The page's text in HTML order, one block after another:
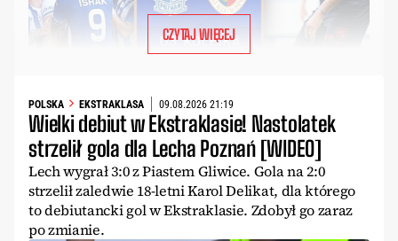
CZYTAJ WIĘCEJ
POLSKA EKSTRAKLASA 09.08.2026 21:19
Wielki debiut w Ekstraklasie! Nastolatek
strzelił gola dla Lecha Poznań [WIDEO]
Lech wygrał 3:0 z Piastem Gliwice. Gola na 2:0
strzelił zaledwie 18-letni Karol Delikat, dla którego
to debiutancki gol w Ekstraklasie. Zdobył go zaraz
po zmianie.